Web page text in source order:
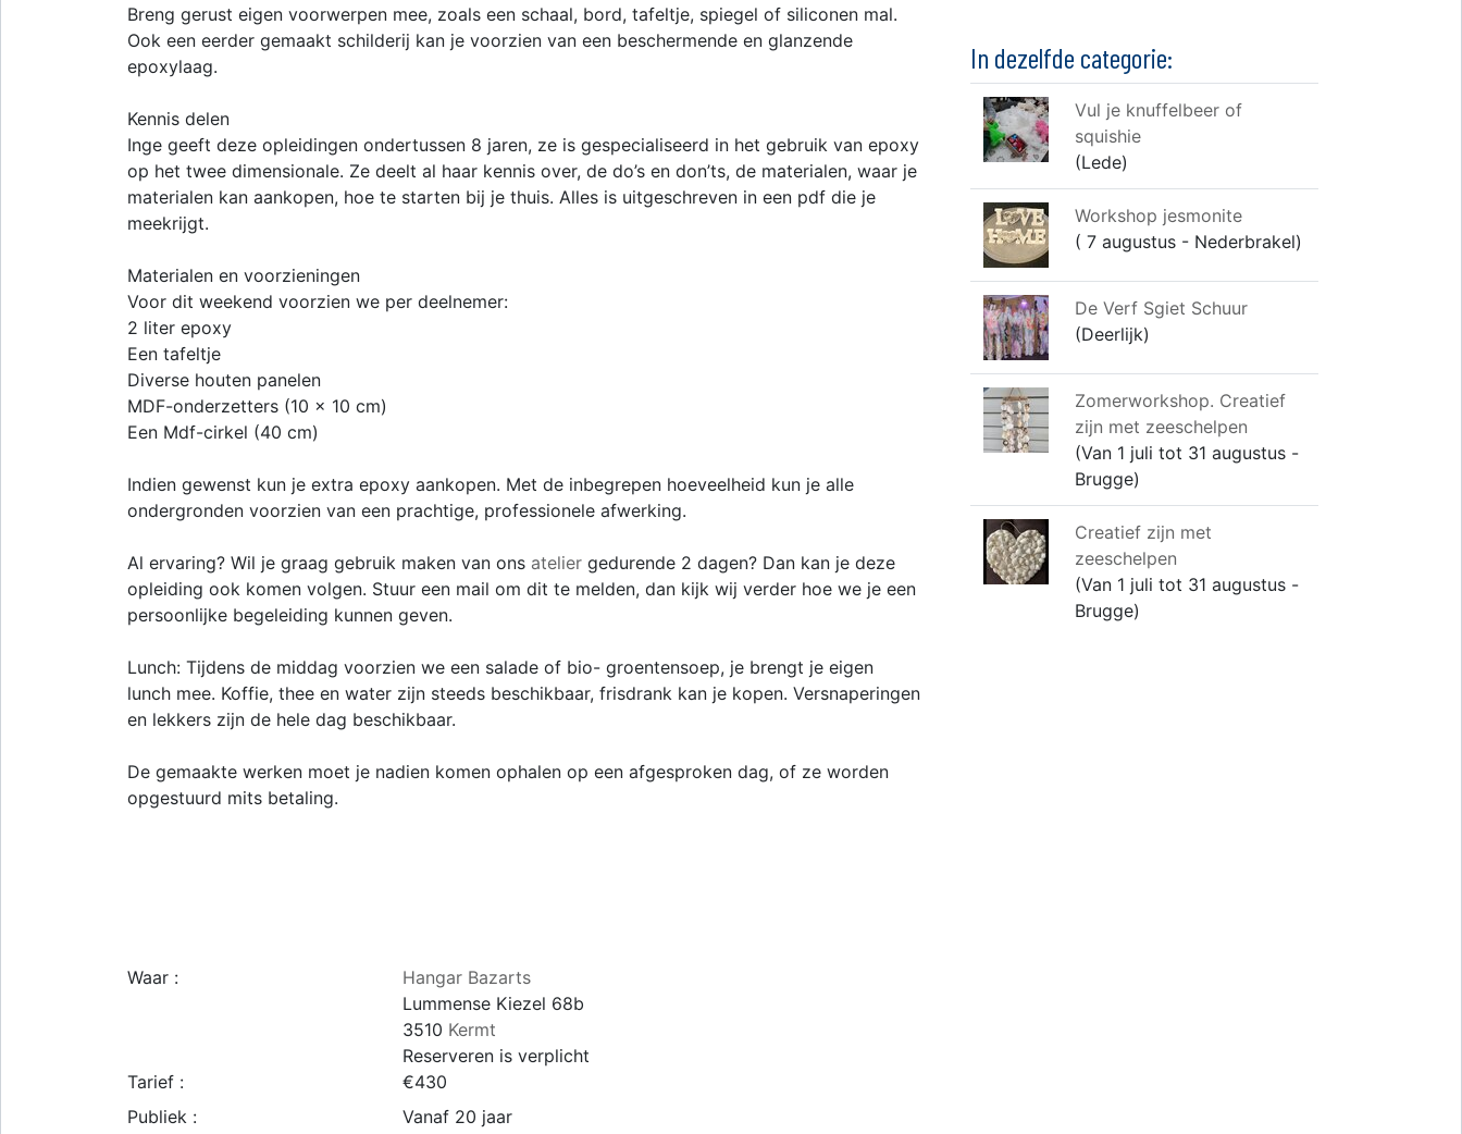
Breng gerust eigen voorwerpen mee, zoals een schaal, bord, tafeltje, spiegel of siliconen mal.
Ook een eerder gemaakt schilderij kan je voorzien van een beschermende en glanzende
epoxylaag.
Kennis delen
Inge geeft deze opleidingen ondertussen 8 jaren, ze is gespecialiseerd in het gebruik van epoxy
op het twee dimensionale. Ze deelt al haar kennis over, de do’s en don’ts, de materialen, waar je
materialen kan aankopen, hoe te starten bij je thuis. Alles is uitgeschreven in een pdf die je
meekrijgt.
Materialen en voorzieningen
Voor dit weekend voorzien we per deelnemer:
2 liter epoxy
Een tafeltje
Diverse houten panelen
MDF-onderzetters (10 x 10 cm)
Een Mdf-cirkel (40 cm)
Indien gewenst kun je extra epoxy aankopen. Met de inbegrepen hoeveelheid kun je alle
ondergronden voorzien van een prachtige, professionele afwerking.
Al ervaring? Wil je graag gebruik maken van ons atelier gedurende 2 dagen? Dan kan je deze
opleiding ook komen volgen. Stuur een mail om dit te melden, dan kijk wij verder hoe we je een
persoonlijke begeleiding kunnen geven.
Lunch: Tijdens de middag voorzien we een salade of bio- groentensoep, je brengt je eigen
lunch mee. Koffie, thee en water zijn steeds beschikbaar, frisdrank kan je kopen. Versnaperingen
en lekkers zijn de hele dag beschikbaar.
De gemaakte werken moet je nadien komen ophalen op een afgesproken dag, of ze worden
opgestuurd mits betaling.
Waar :
Hangar Bazarts
Lummense Kiezel 68b
3510 Kermt
Reserveren is verplicht
Tarief :
€430
Publiek :
Vanaf 20 jaar
In dezelfde categorie:
Vul je knuffelbeer of
squishie
(Lede)
Workshop jesmonite
( 7 augustus - Nederbrakel)
De Verf Sgiet Schuur
(Deerlijk)
Zomerworkshop. Creatief
zijn met zeeschelpen
(Van 1 juli tot 31 augustus -
Brugge)
Creatief zijn met
zeeschelpen
(Van 1 juli tot 31 augustus -
Brugge)